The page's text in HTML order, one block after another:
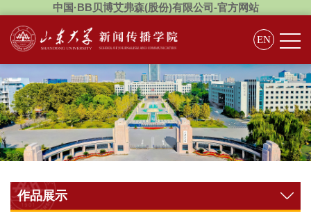
中国·BB贝博艾弗森(股份)有限公司-官方网站
EN
作品展示